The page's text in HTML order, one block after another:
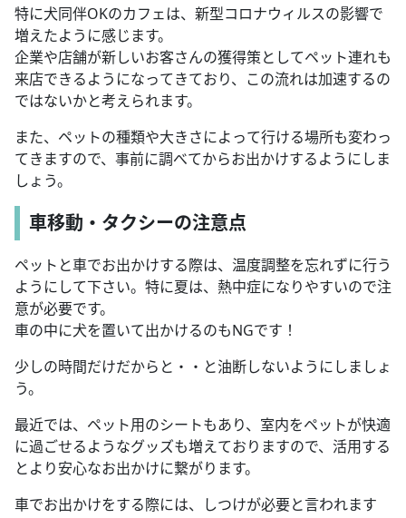
特に犬同伴OKのカフェは、新型コロナウィルスの影響で
増えたように感じます。
企業や店舗が新しいお客さんの獲得策としてペット連れも
来店できるようになってきており、この流れは加速するの
ではないかと考えられます。
また、ペットの種類や大きさによって行ける場所も変わっ
てきますので、事前に調べてからお出かけするようにしま
しょう。
車移動・タクシーの注意点
ペットと車でお出かけする際は、温度調整を忘れずに行う
ようにして下さい。特に夏は、熱中症になりやすいので注
意が必要です。
車の中に犬を置いて出かけるのもNGです！
少しの時間だけだからと・・と油断しないようにしましょ
う。
最近では、ペット用のシートもあり、室内をペットが快適
に過ごせるようなグッズも増えておりますので、活用する
とより安心なお出かけに繋がります。
車でお出かけをする際には、しつけが必要と言われます